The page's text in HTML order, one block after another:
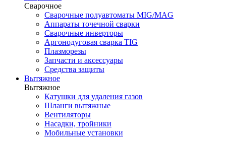
Сварочное
Сварочные полуавтоматы MIG/MAG
Аппараты точечной сварки
Сварочные инверторы
Аргонодуговая сварка TIG
Плазморезы
Запчасти и аксессуары
Средства защиты
Вытяжное
Вытяжное
Катушки для удаления газов
Шланги вытяжные
Вентиляторы
Насадки, тройники
Мобильные установки